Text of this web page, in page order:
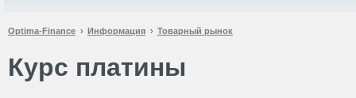
Optima-Finance Информация Товарный рынок
Курс платины